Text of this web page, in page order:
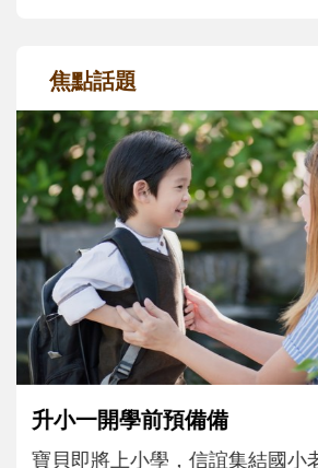
焦點話題
和孩子一起長大的那個男
不同模樣
沒有人天生就擅長當爸爸！男
次「前所未有」的體驗中，跟
大。從給予安全感的肢體遊戲
主、角色認同及解決問題的能
正嘗試用不同的模樣，參與孩